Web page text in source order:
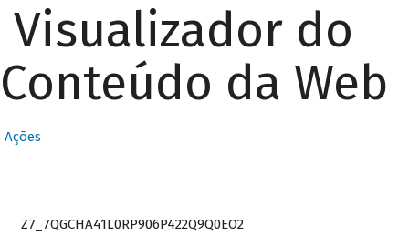
Visualizador do
Conteúdo da Web
Ações
Z7_7QGCHA41L0RP906P422Q9Q0EO2